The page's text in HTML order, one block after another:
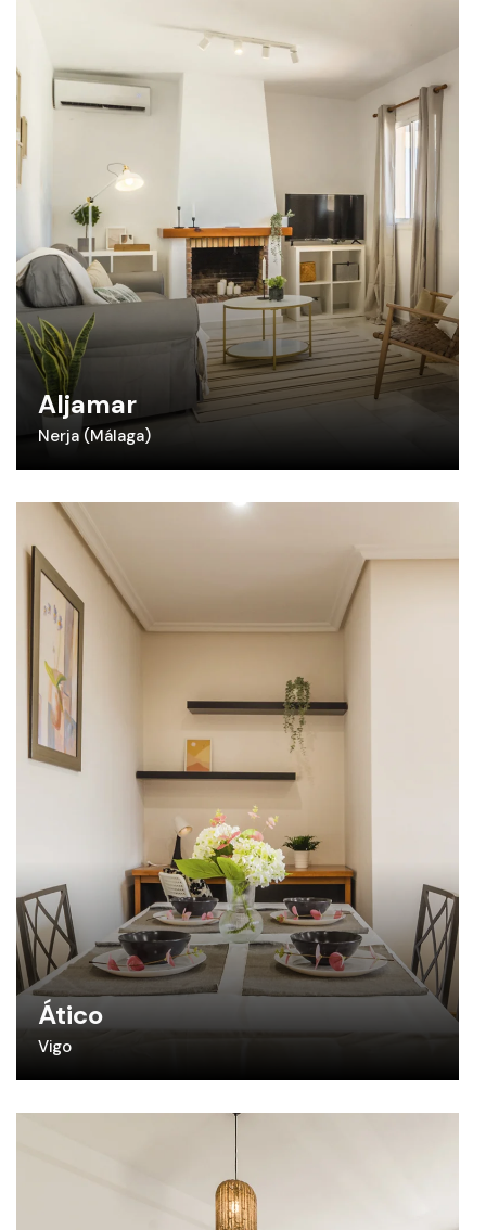
Aljamar
Nerja (Málaga)
Ático
Vigo